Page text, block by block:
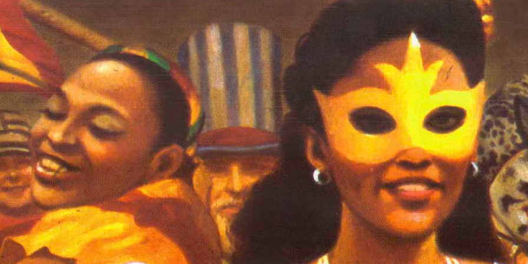
Previous